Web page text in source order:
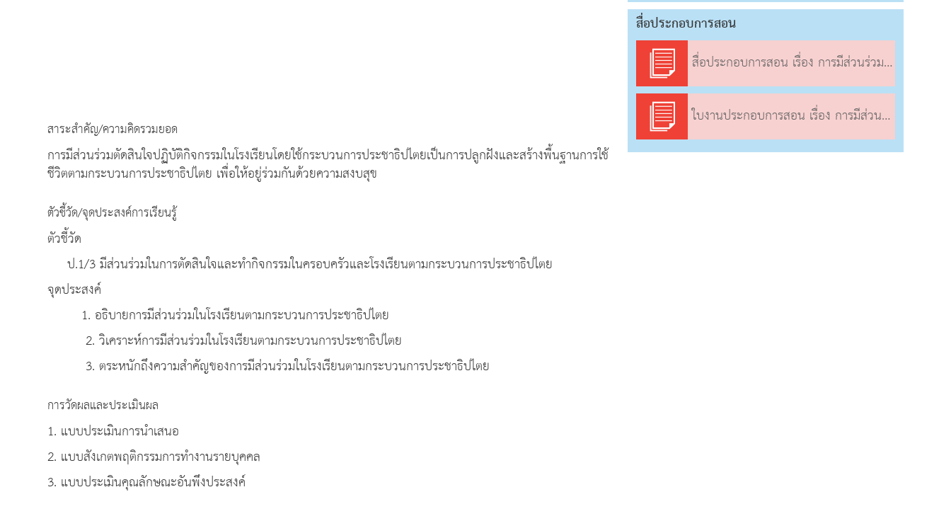
สาระสำคัญ/ความคิดรวมยอด
การมีส่วนร่วมตัดสินใจปฏิบัติกิจกรรมในโรงเรียนโดยใช้กระบวนการประชาธิปไตยเป็นการปลูกฝังและสร้างพื้นฐานการใช้
ชีวิตตามกระบวนการประชาธิปไตย เพื่อให้อยู่ร่วมกันด้วยความสงบสุข
ตัวชี้วัด/จุดประสงค์การเรียนรู้
ตัวชี้วัด
ป.1/3 มีส่วนร่วมในการตัดสินใจและทำกิจกรรมในครอบครัวและโรงเรียนตามกระบวนการประชาธิปไตย
จุดประสงค์
1. อธิบายการมีส่วนร่วมในโรงเรียนตามกระบวนการประชาธิปไตย
2. วิเคราะห์การมีส่วนร่วมในโรงเรียนตามกระบวนการประชาธิปไตย
3. ตระหนักถึงความสำคัญของการมีส่วนร่วมในโรงเรียนตามกระบวนการประชาธิปไตย
การวัดผลและประเมินผล
1. แบบประเมินการนำเสนอ
2. แบบสังเกตพฤติกรรมการทำงานรายบุคคล
3. แบบประเมินคุณลักษณะอันพึงประสงค์
สื่อประกอบการสอน
สื่อประกอบการสอน เรื่อง การมีส่วนร่วมในโรงเรียนตามกระบวนการประชาธิปไตย
ใบงานประกอบการสอน เรื่อง การมีส่วนร่วมในโรงเรียนตามกระบวนการประชาธิปไตย